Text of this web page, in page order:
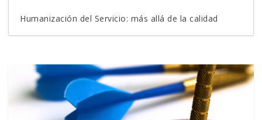
Humanización del Servicio: más allá de la calidad